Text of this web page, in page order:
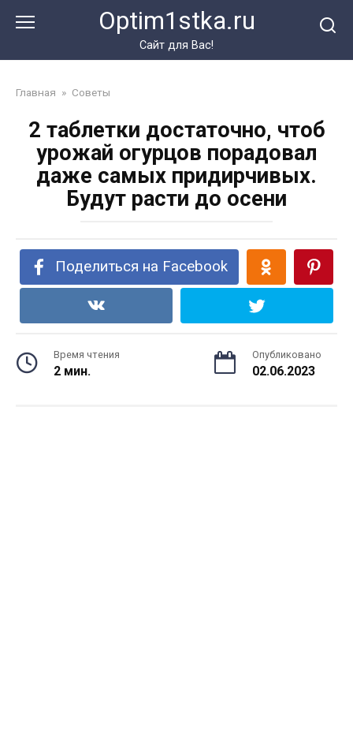
Optim1stka.ru
Сайт для Вас!
Главная » Советы
2 таблетки достаточно, чтоб
урожай огурцов порадовал
даже самых придирчивых.
Будут расти до осени
Поделиться на Facebook
Время чтения
2 мин.
Опубликовано
02.06.2023